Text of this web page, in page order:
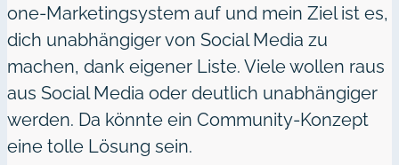
one-Marketingsystem auf und mein Ziel ist es,
dich unabhängiger von Social Media zu
machen, dank eigener Liste. Viele wollen raus
aus Social Media oder deutlich unabhängiger
werden. Da könnte ein Community-Konzept
eine tolle Lösung sein.